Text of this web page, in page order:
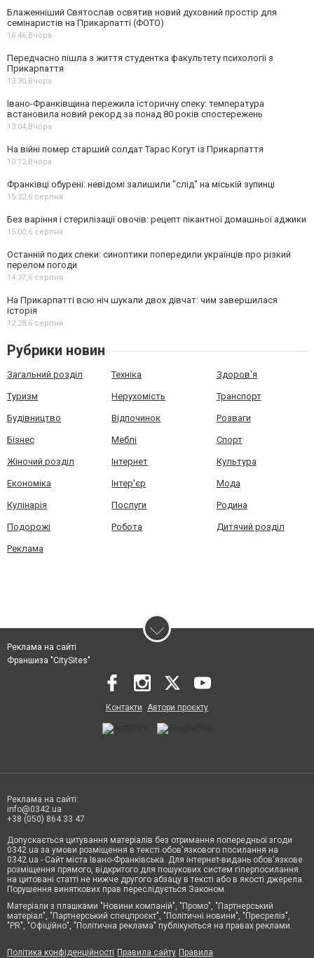
Блаженніший Святослав освятив новий духовний простір для
семінаристів на Прикарпатті (ФОТО)
16:46,Вчора
Передчасно пішла з життя студентка факультету психології з
Прикарпаття
13:30,Вчора
Івано-Франківщина пережила історичну спеку: температура
встановила новий рекорд за понад 80 років спостережень
13:04,Вчора
На війні помер старший солдат Тарас Когут із Прикарпаття
10:12,Вчора
Франківці обурені: невідомі залишили "слід" на міській зупинці
15:32,6 серпня
Без варіння і стерилізації овочів: рецепт пікантної домашньої аджики
15:00,6 серпня
Останній подих спеки: синоптики попередили українців про різкий
перелом погоди
14:37,6 серпня
На Прикарпатті всю ніч шукали двох дівчат: чим завершилася
історія
12:28,6 серпня
Рубрики новин
Загальний розділ Техніка Здоров'я
Туризм Нерухомість Транспорт
Будівництво Відпочинок Розваги
Бізнес Меблі Спорт
Жіночий розділ Інтернет Культура
Економіка Інтер'єр Мода
Кулінарія Послуги Родина
Подорожі Робота Дитячий розділ
Реклама
Реклама на сайті
Франшиза "CitySites"
Контакти Автори проєкту
Реклама на сайті:
info@0342.ua
+38 (050) 864 33 47
Допускається цитування матеріалів без отримання попередньої згоди
0342.ua за умови розміщення в тексті обов'язкового посилання на
0342.ua - Сайт міста Івано-Франківська. Для інтернет-видань обов'язкове
розміщення прямого, відкритого для пошукових систем гіперпосилання
на цитовані статті не нижче другого абзацу в тексті або в якості джерела.
Порушення виняткових прав переслідується Законом.
Матеріали з плашками "Новини компаній", "Промо", "Партнерський
матеріал", "Партнерський спецпроєкт", "Політичні новини", "Пресреліз",
"PR", "Офіційно", "Політична реклама" публікуються на правах реклами.
Політика конфіденційності Правила сайту Правила